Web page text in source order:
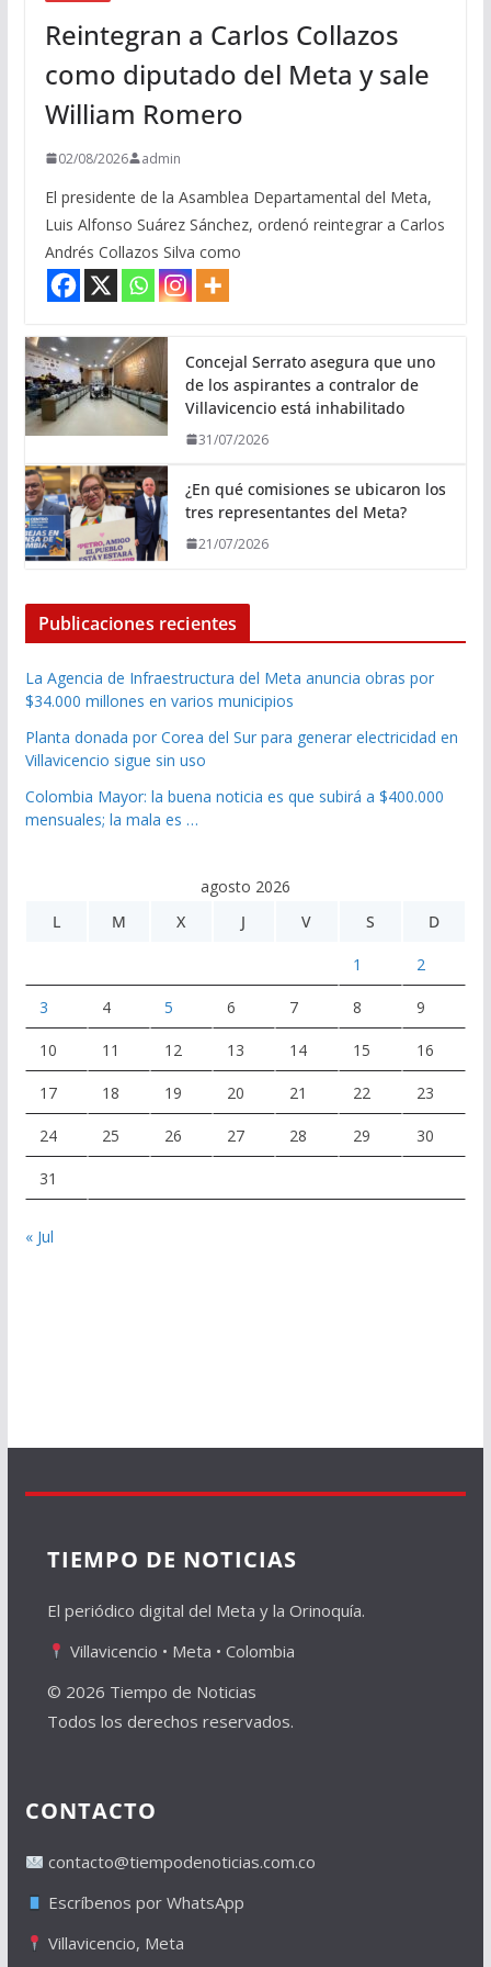
Reintegran a Carlos Collazos
como diputado del Meta y sale
William Romero
02/08/2026 admin
El presidente de la Asamblea Departamental del Meta,
Luis Alfonso Suárez Sánchez, ordenó reintegrar a Carlos
Andrés Collazos Silva como
Concejal Serrato asegura que uno
de los aspirantes a contralor de
Villavicencio está inhabilitado
31/07/2026
¿En qué comisiones se ubicaron los
tres representantes del Meta?
21/07/2026
Publicaciones recientes
La Agencia de Infraestructura del Meta anuncia obras por
$34.000 millones en varios municipios
Planta donada por Corea del Sur para generar electricidad en
Villavicencio sigue sin uso
Colombia Mayor: la buena noticia es que subirá a $400.000
mensuales; la mala es …
agosto 2026
L
M X J V S D
1 2
3 4 5 6 7 8 9
10 11 12 13 14 15 16
17 18 19 20 21 22 23
24 25 26 27 28 29 30
31
« Jul
TIEMPO DE NOTICIAS
El periódico digital del Meta y la Orinoquía.
Villavicencio • Meta • Colombia
© 2026 Tiempo de Noticias
Todos los derechos reservados.
CONTACTO
contacto@tiempodenoticias.com.co
Escríbenos por WhatsApp
Villavicencio, Meta